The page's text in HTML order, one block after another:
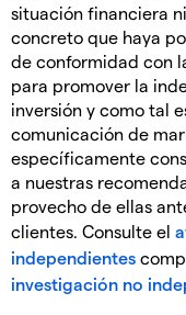
situación financiera
concreto que haya
de conformidad con
para promover la
inversión y como tal
comunicación de
específicamente
a nuestras
provecho de ellas
clientes. Consulte el
independientes
investigación no